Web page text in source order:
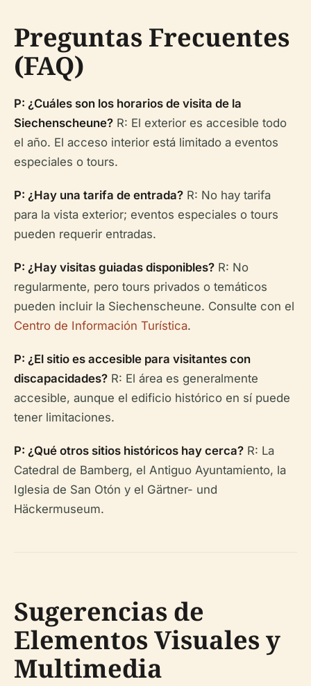
Preguntas Frecuentes
(FAQ)
P: ¿Cuáles son los horarios de visita de la
Siechenscheune? R: El exterior es accesible todo
el año. El acceso interior está limitado a eventos
especiales o tours.
P: ¿Hay una tarifa de entrada? R: No hay tarifa
para la vista exterior; eventos especiales o tours
pueden requerir entradas.
P: ¿Hay visitas guiadas disponibles? R: No
regularmente, pero tours privados o temáticos
pueden incluir la Siechenscheune. Consulte con el
Centro de Información Turística.
P: ¿El sitio es accesible para visitantes con
discapacidades? R: El área es generalmente
accesible, aunque el edificio histórico en sí puede
tener limitaciones.
P: ¿Qué otros sitios históricos hay cerca? R: La
Catedral de Bamberg, el Antiguo Ayuntamiento, la
Iglesia de San Otón y el Gärtner- und
Häckermuseum.
Sugerencias de
Elementos Visuales y
Multimedia